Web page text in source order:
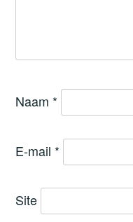
Naam *
E-mail *
Site